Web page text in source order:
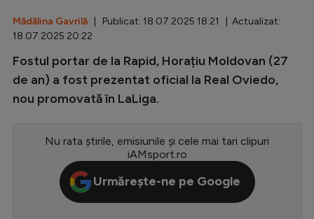
Diverse
Inedit
Clasamente
Champions League
Europa League
Conference League
Mădălina Gavrilă | Publicat: 18.07.2025 18:21 | Actualizat:
18.07.2025 20:22
Fostul portar de la Rapid, Horațiu Moldovan (27
de an) a fost prezentat oficial la Real Oviedo,
nou promovată în LaLiga.
Nu rata știrile, emisiunile și cele mai tari clipuri
iAMsport.ro
Urmărește-ne pe Google